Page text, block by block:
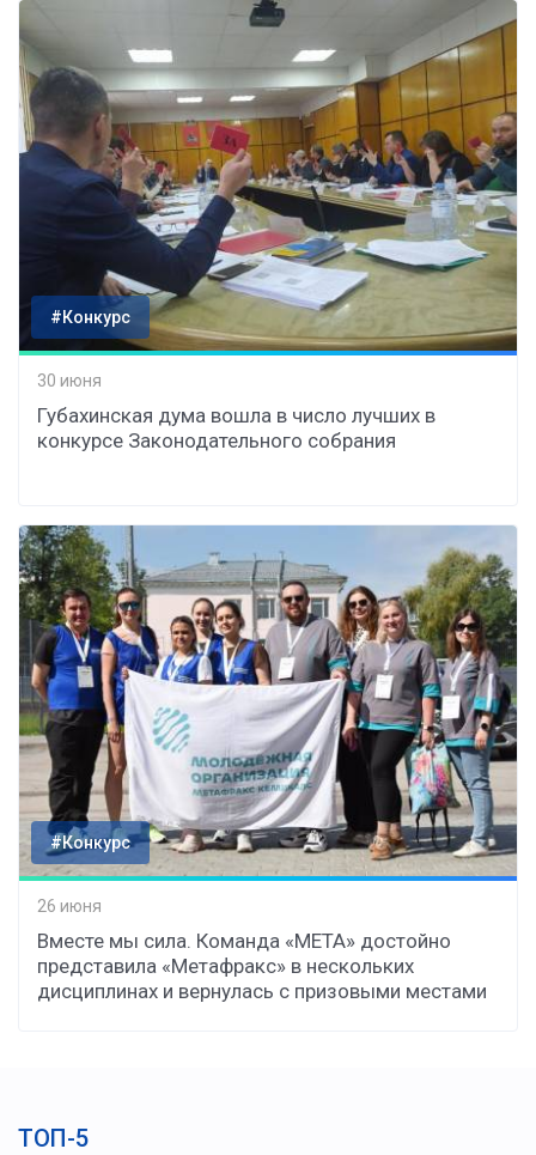
#Конкурс
30 июня
Губахинская дума вошла в число лучших в
конкурсе Законодательного собрания
#Конкурс
26 июня
Вместе мы сила. Команда «МЕТА» достойно
представила «Метафракс» в нескольких
дисциплинах и вернулась с призовыми местами
ТОП-5